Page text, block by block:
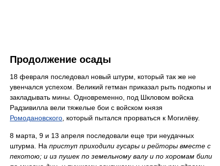
Продолжение осады
18 февраля последовал новый штурм, который так же не
увенчался успехом. Великий гетман приказал рыть подкопы и
закладывать мины. Одновременно, под Шкловом войска
Радзивилла вели тяжелые бои с войском князя
Ромодановского , который пытался прорваться к Могилёву.
8 марта, 9 и 13 апреля последовали еще три неудачных
штурма. На приступ приходили гусары и рейторы вместе с
пехотою; и из пушек по земельному валу и по хоромам били